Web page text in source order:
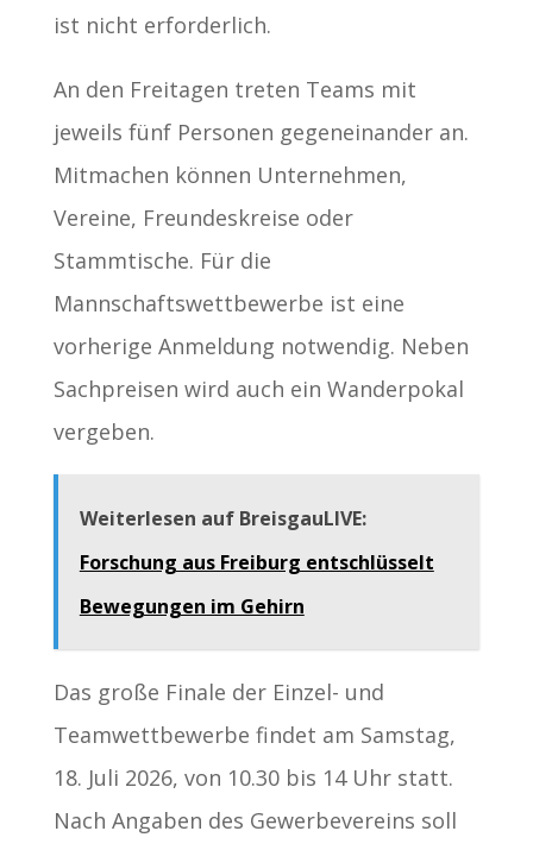
ist nicht erforderlich.
An den Freitagen treten Teams mit
jeweils fünf Personen gegeneinander an.
Mitmachen können Unternehmen,
Vereine, Freundeskreise oder
Stammtische. Für die
Mannschaftswettbewerbe ist eine
vorherige Anmeldung notwendig. Neben
Sachpreisen wird auch ein Wanderpokal
vergeben.
Weiterlesen auf BreisgauLIVE:
Forschung aus Freiburg entschlüsselt
Bewegungen im Gehirn
Das große Finale der Einzel- und
Teamwettbewerbe findet am Samstag,
18. Juli 2026, von 10.30 bis 14 Uhr statt.
Nach Angaben des Gewerbevereins soll